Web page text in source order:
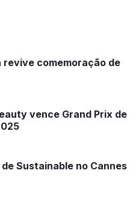
revive comemoração de
vence Grand Prix de
Sustainable no Cannes